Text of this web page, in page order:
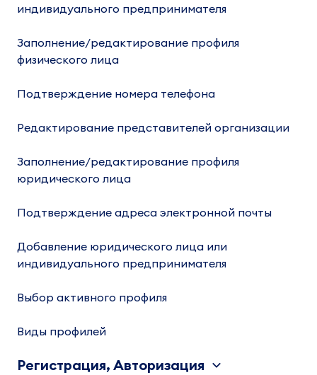
индивидуального предпринимателя
Заполнение/редактирование профиля
физического лица
Подтверждение номера телефона
Редактирование представителей организации
Заполнение/редактирование профиля
юридического лица
Подтверждение адреса электронной почты
Добавление юридического лица или
индивидуального предпринимателя
Выбор активного профиля
Виды профилей
Регистрация, Авторизация